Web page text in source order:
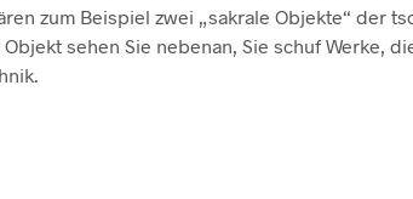
zum Beispiel zwei „sakrale Objekte“ der
sehen Sie nebenan, Sie schuf Werke,